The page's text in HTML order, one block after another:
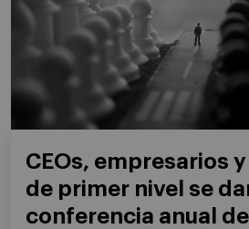
CEOs, empresarios
de primer nivel se
conferencia anual